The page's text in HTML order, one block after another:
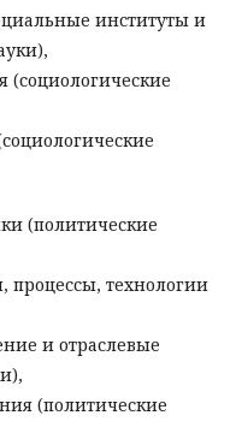
институты и
(социологические
(политические
процессы, технологии
и отраслевые
(политические